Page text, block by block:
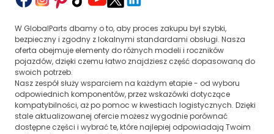
W GlobalParts dbamy o to, aby proces zakupu był szybki,
bezpieczny i zgodny z lokalnymi standardami obsługi. Nasza
oferta obejmuje elementy do różnych modeli i roczników
pojazdów, dzięki czemu łatwo znajdziesz część dopasowaną do
swoich potrzeb.
Nasz zespół służy wsparciem na każdym etapie - od wyboru
odpowiednich komponentów, przez wskazówki dotyczące
kompatybilności, aż po pomoc w kwestiach logistycznych. Dzięki
stale aktualizowanej ofercie możesz wygodnie porównać
dostępne części i wybrać te, które najlepiej odpowiadają Twoim